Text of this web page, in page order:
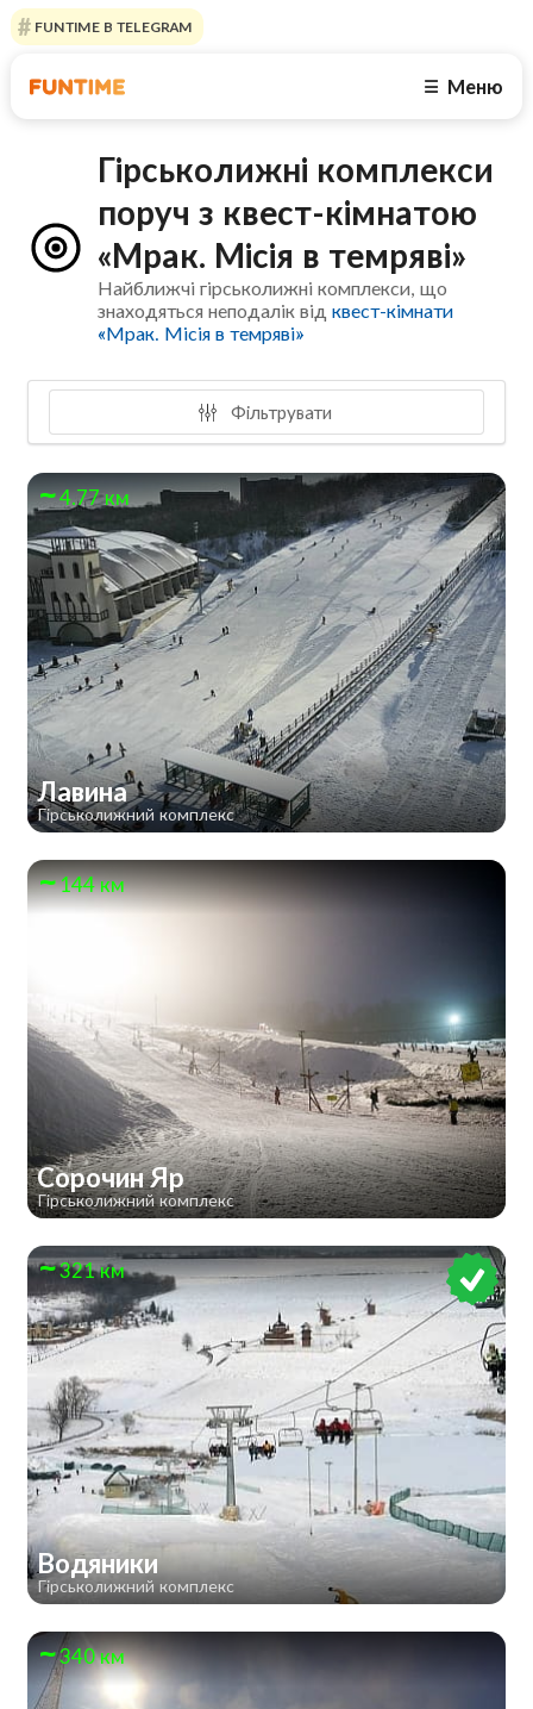
FUNTIME В TELEGRAM
☰ Меню
Гірськолижні комплекси
поруч з квест-кімнатою
«Мрак. Мiсiя в темрявi»
Найближчі гірськолижні комплекси, що
знаходяться неподалік відквест-кімнати
«Мрак. Мiсiя в темрявi»
Фільтрувати
4.77 км
Лавина
Гірськолижний комплекс
144 км
Сорочин Яр
Гірськолижний комплекс
321 км
Водяники
Гірськолижний комплекс
340 км